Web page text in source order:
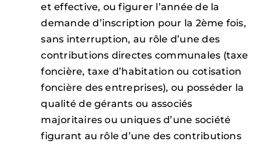
et effective, ou figurer l’année de la
demande d’inscription pour la 2ème fois,
sans interruption, au rôle d’une des
contributions directes communales (taxe
foncière, taxe d’habitation ou cotisation
foncière des entreprises), ou posséder la
qualité de gérants ou associés
majoritaires ou uniques d’une société
figurant au rôle d’une des contributions